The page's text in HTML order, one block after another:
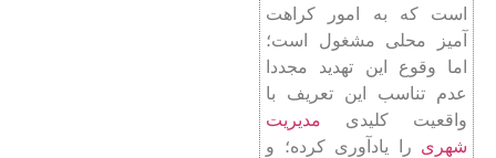
است که به امور کراهت
آمیز محلی مشغول است؛‌
اما وقوع این تهدید مجددا
عدم تناسب این تعریف با
واقعیت کلیدی مدیریت
شهری را یادآوری کرده؛ و